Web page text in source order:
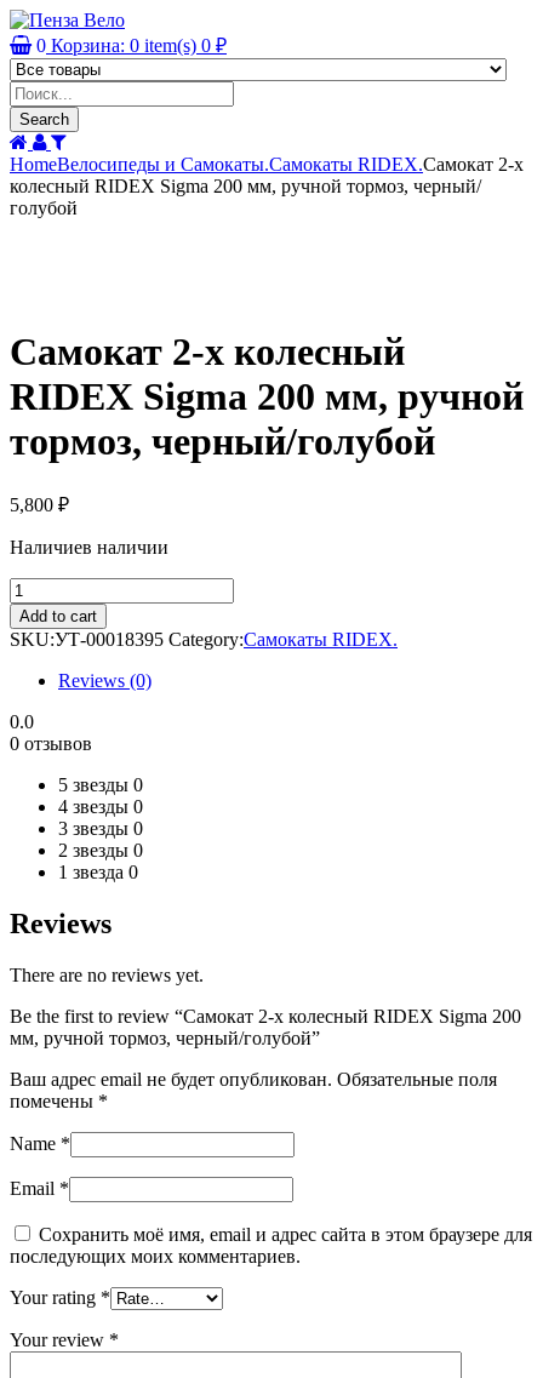
0 Корзина: 0 item(s) 0 ₽
Products
search
Search
HomeВелосипеды и Самокаты.Самокаты RIDEX.Самокат 2-х
колесный RIDEX Sigma 200 мм, ручной тормоз, черный/
голубой
Самокат 2-х колесный
RIDEX Sigma 200 мм, ручной
тормоз, черный/голубой
5,800 ₽
Наличиев наличии
Самокат
2-
х
колесный
RIDEX
200
мм,
тормоз,
черный/
голубой
quantity
Add to cart
SKU:УТ-00018395 Category:Самокаты RIDEX.
Reviews (0)
0.0
0 отзывов
5 звезды 0
4 звезды 0
3 звезды 0
2 звезды 0
1 звезда 0
Reviews
There are no reviews yet.
Be the first to review “Самокат 2-х колесный RIDEX Sigma 200
мм, ручной тормоз, черный/голубой”
Ваш адрес email не будет опубликован. Обязательные поля
помечены *
Name *
Email *
Сохранить моё имя, email и адрес сайта в этом браузере для
последующих моих комментариев.
Your rating *
Your review *